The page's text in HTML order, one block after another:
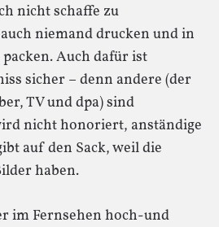
nicht schaffe zu
niemand drucken und in
Auch dafür ist
sicher – denn andere (der
TV und dpa) sind
nicht honoriert, anständige
auf den Sack, weil die
haben.
im Fernsehen hoch-und